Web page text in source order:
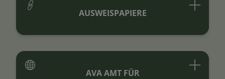
AUSWEISPAPIERE
AVA AMT FÜR